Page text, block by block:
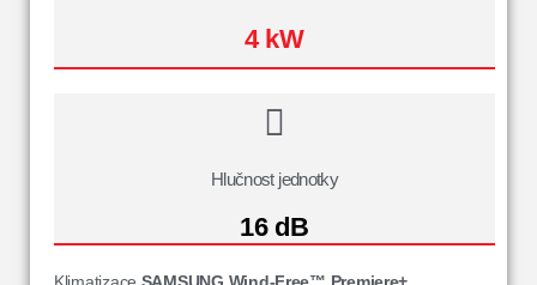
4 kW
Hlučnost jednotky
16 dB
Klimatizace SAMSUNG Wind-Free™ Premiere+